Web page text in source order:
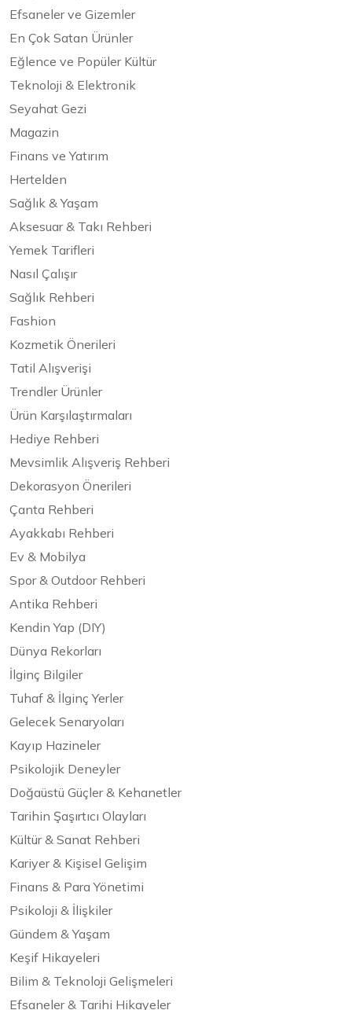
Efsaneler ve Gizemler
En Çok Satan Ürünler
Eğlence ve Popüler Kültür
Teknoloji & Elektronik
Seyahat Gezi
Magazin
Finans ve Yatırım
Hertelden
Sağlık & Yaşam
Aksesuar & Takı Rehberi
Yemek Tarifleri
Nasıl Çalışır
Sağlık Rehberi
Fashion
Kozmetik Önerileri
Tatil Alışverişi
Trendler Ürünler
Ürün Karşılaştırmaları
Hediye Rehberi
Mevsimlik Alışveriş Rehberi
Dekorasyon Önerileri
Çanta Rehberi
Ayakkabı Rehberi
Ev & Mobilya
Spor & Outdoor Rehberi
Antika Rehberi
Kendin Yap (DIY)
Dünya Rekorları
İlginç Bilgiler
Tuhaf & İlginç Yerler
Gelecek Senaryoları
Kayıp Hazineler
Psikolojik Deneyler
Doğaüstü Güçler & Kehanetler
Tarihin Şaşırtıcı Olayları
Kültür & Sanat Rehberi
Kariyer & Kişisel Gelişim
Finans & Para Yönetimi
Psikoloji & İlişkiler
Gündem & Yaşam
Keşif Hikayeleri
Bilim & Teknoloji Gelişmeleri
Efsaneler & Tarihi Hikayeler